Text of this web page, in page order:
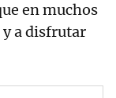
en muchos
y a disfrutar